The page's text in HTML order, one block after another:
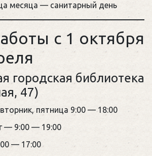
месяца — санитарный день
с 1 октября
городская библиотека
47)
пятница 9:00 — 18:00
— 9:00 — 19:00
— 17:00